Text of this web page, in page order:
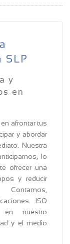
y
en
afrontar tus
y abordar
Nuestra
lo
ofrecer una
y reducir
ISO
nuestro
y el medio